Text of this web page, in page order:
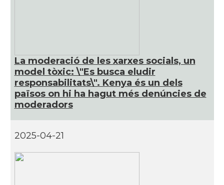
La moderació de les xarxes socials, un
model tòxic: \"Es busca eludir
responsabilitats\". Kenya és un dels
països on hi ha hagut més denúncies de
moderadors
2025-04-21